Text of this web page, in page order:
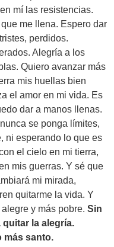
mí las resistencias.
me llena. Espero dar
perdidos.
Alegría a los
Quiero avanzar más
mis huellas bien
el amor en mi vida. Es
dar a manos llenas.
se ponga límites,
ni esperando lo que es
el cielo en mi tierra,
mis guerras. Y sé que
mi mirada,
quitarme la vida. Y
y más pobre. Sin
la alegría.
más santo.